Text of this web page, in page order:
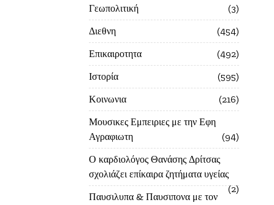
Γεωπολιτική
3
Διεθνη
454
Επικαιροτητα
492
Ιστορία
595
Κοινωνια
216
Μουσικες Εμπειριες με την Εφη
Αγραφιωτη
94
Ο καρδιολόγος Θανάσης Δρίτσας
σχολιάζει επίκαιρα ζητήματα υγείας
2
Παυσιλυπα & Παυσιπονα με τον